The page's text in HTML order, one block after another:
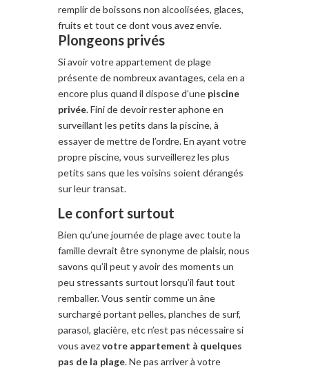
remplir de boissons non alcoolisées, glaces,
fruits et tout ce dont vous avez envie.
Plongeons privés
Si avoir votre appartement de plage
présente de nombreux avantages, cela en a
encore plus quand il dispose d’une piscine
privée. Fini de devoir rester aphone en
surveillant les petits dans la piscine, à
essayer de mettre de l’ordre. En ayant votre
propre piscine, vous surveillerez les plus
petits sans que les voisins soient dérangés
sur leur transat.
Le confort surtout
Bien qu’une journée de plage avec toute la
famille devrait être synonyme de plaisir, nous
savons qu’il peut y avoir des moments un
peu stressants surtout lorsqu’il faut tout
remballer. Vous sentir comme un âne
surchargé portant pelles, planches de surf,
parasol, glacière, etc n’est pas nécessaire si
vous avezvotre appartement à quelques
pas de la plage. Ne pas arriver à votre